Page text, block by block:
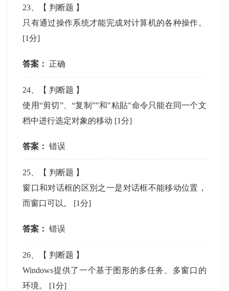
23 、【 判断题 】
只有通过操作系统才能完成对计算机的各种操作。
[1分]
答案： 正确
24 、【 判断题 】
使用“剪切”、“复制”"和"粘貼"命令只能在同一个文
档中进行选定对象的移动 [1分]
答案： 错误
25 、【 判断题 】
窗口和对话框的区別之一是对话框不能移动位置，
而窗口可以。 [1分]
答案： 错误
26 、【 判断题 】
Windows提供了一个基于图形的多任务、多窗口的
环境。 [1分]